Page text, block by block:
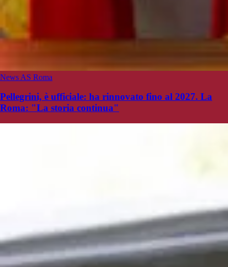
News AS Roma
Pellegrini, è ufficiale: ha rinnovato fino al 2027. La
Roma: "La storia continua"